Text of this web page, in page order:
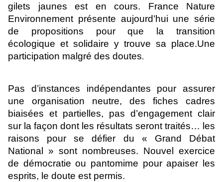
gilets jaunes est en cours. France Nature
Environnement présente aujourd’hui une série
de propositions pour que la transition
écologique et solidaire y trouve sa place.Une
participation malgré des doutes.
Pas d’instances indépendantes pour assurer
une organisation neutre, des fiches cadres
biaisées et partielles, pas d’engagement clair
sur la façon dont les résultats seront traités… les
raisons pour se défier du « Grand Débat
National » sont nombreuses. Nouvel exercice
de démocratie ou pantomime pour apaiser les
esprits, le doute est permis.